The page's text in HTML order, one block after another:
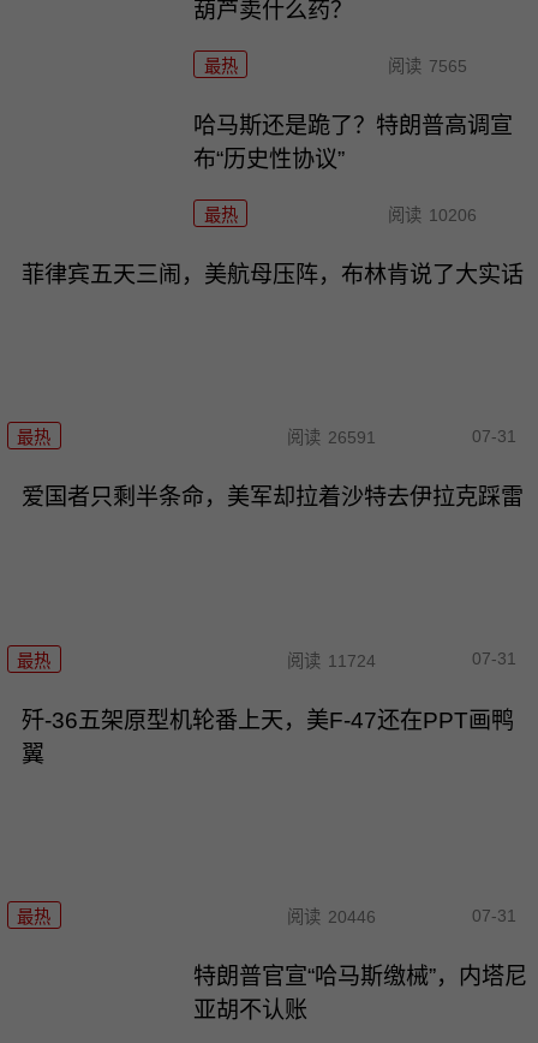
葫芦卖什么药？
最热 阅读 7565
哈马斯还是跪了？特朗普高调宣
布“历史性协议”
最热 阅读 10206
菲律宾五天三闹，美航母压阵，布林肯说了大实话
最热 阅读 26591 07-31
爱国者只剩半条命，美军却拉着沙特去伊拉克踩雷
最热 阅读 11724 07-31
歼-36五架原型机轮番上天，美F-47还在PPT画鸭
翼
最热 阅读 20446 07-31
特朗普官宣“哈马斯缴械”，内塔尼
亚胡不认账